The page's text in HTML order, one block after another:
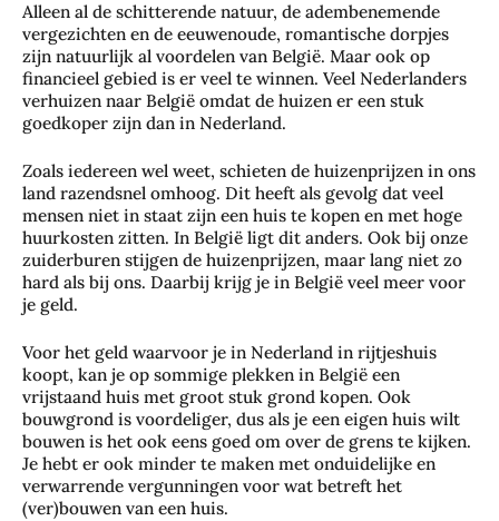
Alleen al de schitterende natuur, de adembenemende
vergezichten en de eeuwenoude, romantische dorpjes
zijn natuurlijk al voordelen van België. Maar ook op
financieel gebied is er veel te winnen. Veel Nederlanders
verhuizen naar België omdat de huizen er een stuk
goedkoper zijn dan in Nederland.
Zoals iedereen wel weet, schieten de huizenprijzen in ons
land razendsnel omhoog. Dit heeft als gevolg dat veel
mensen niet in staat zijn een huis te kopen en met hoge
huurkosten zitten. In België ligt dit anders. Ook bij onze
zuiderburen stijgen de huizenprijzen, maar lang niet zo
hard als bij ons. Daarbij krijg je in België veel meer voor
je geld.
Voor het geld waarvoor je in Nederland in rijtjeshuis
koopt, kan je op sommige plekken in België een
vrijstaand huis met groot stuk grond kopen. Ook
bouwgrond is voordeliger, dus als je een eigen huis wilt
bouwen is het ook eens goed om over de grens te kijken.
Je hebt er ook minder te maken met onduidelijke en
verwarrende vergunningen voor wat betreft het
(ver)bouwen van een huis.